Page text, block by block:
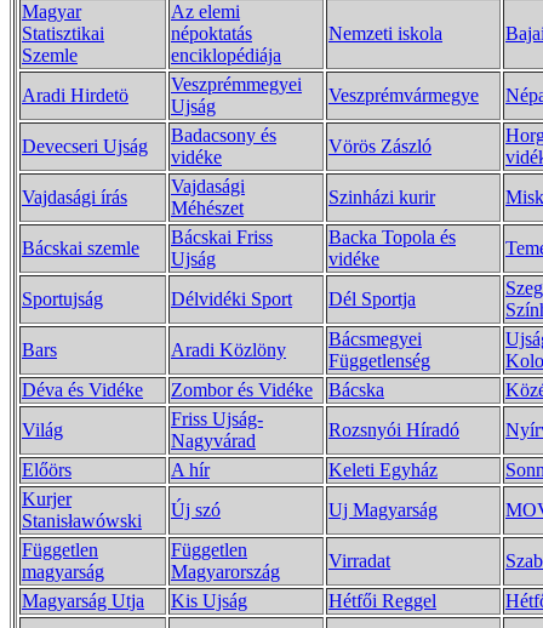
Magyar
Statisztikai
Szemle
Az elemi
népoktatás
enciklopédiája
Nemzeti iskola
Aradi Hirdetö
Veszprémmegyei
Ujság
Veszprémvármegye
Devecseri Ujság
Badacsony és
vidéke
Vörös Zászló
Vajdasági írás
Vajdasági
Méhészet
Szinházi kurir
Bácskai szemle
Bácskai Friss
Ujság
Backa Topola és
vidéke
Sportujság Délvidéki Sport Dél Sportja
Bars
Aradi Közlöny
Bácsmegyei
Függetlenség
Déva és Vidéke
Zombor és Vidéke Bácska
Világ
Friss Ujság-
Nagyvárad
Rozsnyói Híradó
Előörs
A hír Keleti Egyház
Kurjer
Stanisławówski
Új szó Uj Magyarság
Független
magyarság
Független
Magyarország
Virradat
Magyarság Utja
Kis Ujság Hétfői Reggel